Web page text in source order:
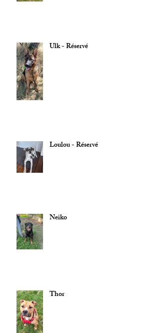
Ulk - Réservé
Loulou - Réservé
Neiko
Thor